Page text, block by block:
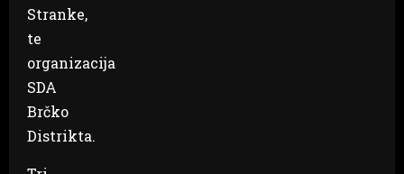
Stranke,
te
organizacija
SDA
Brčko
Distrikta.